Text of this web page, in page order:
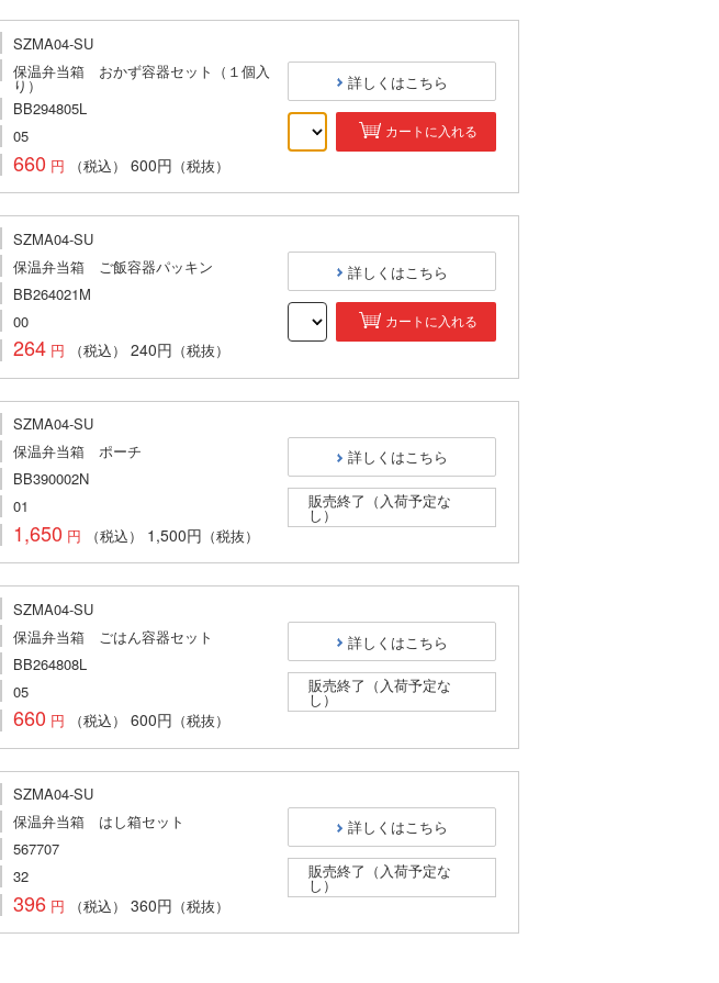
SZMA04-SU
保温弁当箱 おかず容器セット（１個入
り）
BB294805L
05
660 （税込） 600円 （税抜）
詳しくはこちら
カートに入れる
SZMA04-SU
保温弁当箱 ご飯容器パッキン
BB264021M
00
264 （税込） 240円 （税抜）
詳しくはこちら
カートに入れる
SZMA04-SU
保温弁当箱 ポーチ
BB390002N
01
1,650 （税込） 1,500円 （税抜）
詳しくはこちら
販売終了（入荷予定な
し）
SZMA04-SU
保温弁当箱 ごはん容器セット
BB264808L
05
660 （税込） 600円 （税抜）
詳しくはこちら
販売終了（入荷予定な
し）
SZMA04-SU
保温弁当箱 はし箱セット
567707
32
396 （税込） 360円 （税抜）
詳しくはこちら
販売終了（入荷予定な
し）